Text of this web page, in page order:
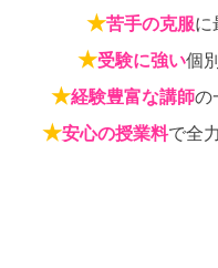
★苦手の克服に
★受験に強い個
★経験豊富な講師の
★安心の授業料で全